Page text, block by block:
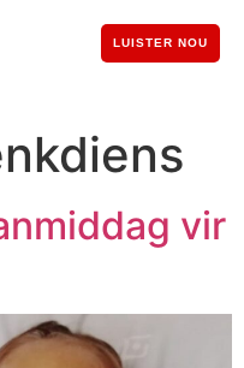
LUISTER NOU
vir